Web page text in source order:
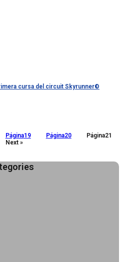
cursa del circuit Skyrunner©
Página19 Página20 Página21
Next »